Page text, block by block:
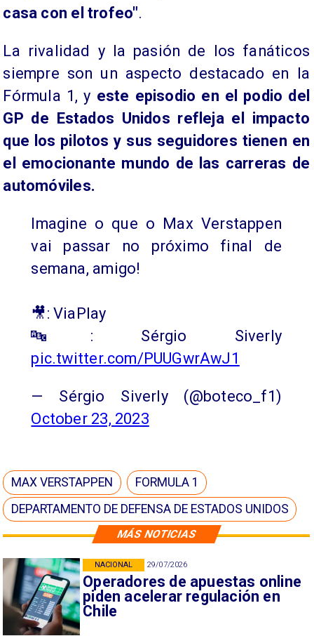
MÁS NOTICIAS
29/07/2026
Operadores de apuestas online
piden acelerar regulación en
Chile
NACIONAL
casa con el trofeo".
La rivalidad y la pasión de los fanáticos
siempre son un aspecto destacado en la
Fórmula 1, y este episodio en el podio del
GP de Estados Unidos refleja el impacto
que los pilotos y sus seguidores tienen en
el emocionante mundo de las carreras de
automóviles.
Imagine o que o Max Verstappen
vai passar no próximo final de
semana, amigo!
🎥: ViaPlay
🔤: Sérgio Siverly
pic.twitter.com/PUUGwrAwJ1
— Sérgio Siverly (@boteco_f1)
October 23, 2023
MAX VERSTAPPEN
FORMULA 1
DEPARTAMENTO DE DEFENSA DE ESTADOS UNIDOS